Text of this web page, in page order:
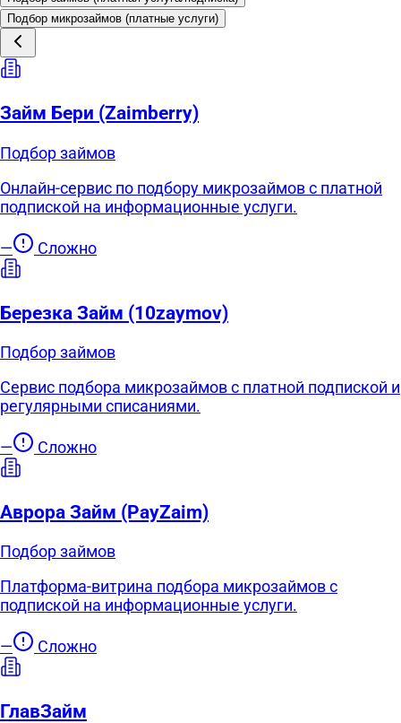
Подбор микрозаймов (платные услуги)
Займ Бери (Zaimberry)
Подбор займов
Онлайн-сервис по подбору микрозаймов с платной
подпиской на информационные услуги.
— Сложно
Березка Займ (10zaymov)
Подбор займов
Сервис подбора микрозаймов с платной подпиской и
регулярными списаниями.
— Сложно
Аврора Займ (PayZaim)
Подбор займов
Платформа-витрина подбора микрозаймов с
подпиской на информационные услуги.
— Сложно
ГлавЗайм